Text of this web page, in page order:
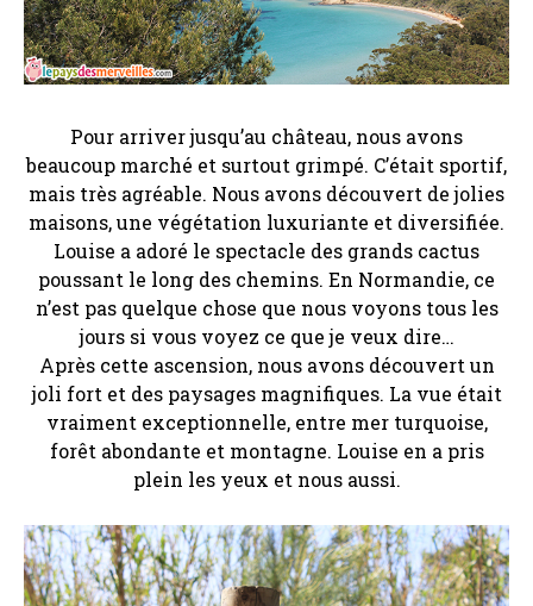
Pour arriver jusqu’au château, nous avons
beaucoup marché et surtout grimpé. C’était sportif,
mais très agréable. Nous avons découvert de jolies
maisons, une végétation luxuriante et diversifiée.
Louise a adoré le spectacle des grands cactus
poussant le long des chemins. En Normandie, ce
n’est pas quelque chose que nous voyons tous les
jours si vous voyez ce que je veux dire…
Après cette ascension, nous avons découvert un
joli fort et des paysages magnifiques. La vue était
vraiment exceptionnelle, entre mer turquoise,
forêt abondante et montagne. Louise en a pris
plein les yeux et nous aussi.